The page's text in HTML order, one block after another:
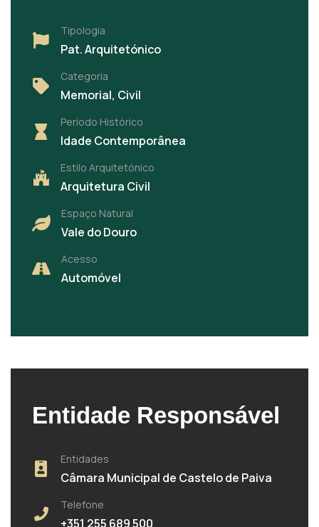
Tipologia
Pat. Arquitetónico
Categoria
Memorial, Civil
Período Histórico
Idade Contemporânea
Estilo Arquitetónico
Arquitetura Civil
Espaço Natural
Vale do Douro
Acesso
Automóvel
Entidade Responsável
Entidades
Câmara Municipal de Castelo de Paiva
Telefone
+351 255 689 500